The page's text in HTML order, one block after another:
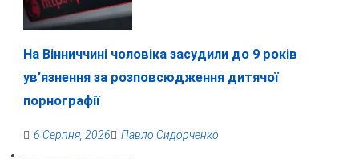
На Вінниччині чоловіка засудили до 9 років
ув’язнення за розповсюдження дитячої
порнографії
6 Серпня, 2026 Павло Сидорченко